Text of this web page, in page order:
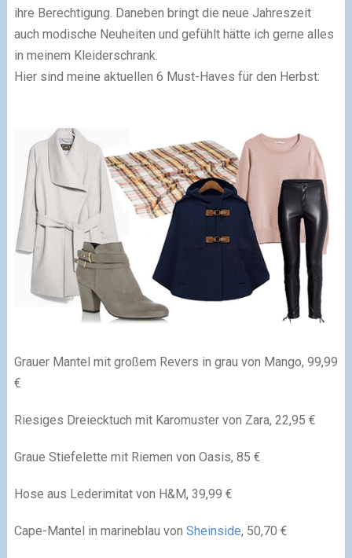
ihre Berechtigung. Daneben bringt die neue Jahreszeit
auch modische Neuheiten und gefühlt hätte ich gerne alles
in meinem Kleiderschrank.
Hier sind meine aktuellen 6 Must-Haves für den Herbst:
Grauer Mantel mit großem Revers in grau von Mango, 99,99
€
Riesiges Dreiecktuch mit Karomuster von Zara, 22,95 €
Graue Stiefelette mit Riemen von Oasis, 85 €
Hose aus Lederimitat von H&M, 39,99 €
Cape-Mantel in marineblau von Sheinside, 50,70 €